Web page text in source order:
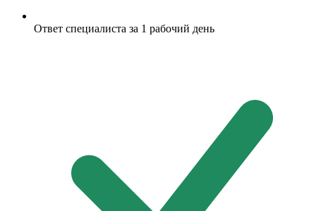
Ответ специалиста за 1 рабочий день